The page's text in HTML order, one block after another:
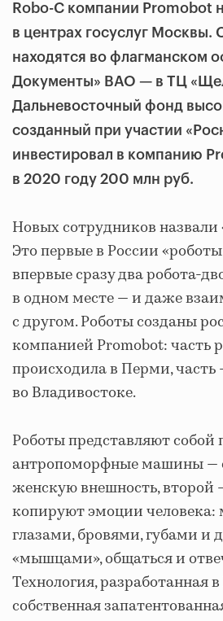
Robo-C компании Promobot
в центрах госуслуг Москвы.
находятся во флагманском
Документы» ВАО — в ТЦ
Дальневосточный фонд
созданный при участии
инвестировал в компанию
в 2020 году 200 млн руб.
Новых сотрудников назвали
Это первые в России
впервые сразу два робота-
в одном месте — и даже
с другом. Роботы созданы
компанией Promobot: часть
происходила в Перми, часть
во Владивостоке.
Роботы представляют собой
антропоморфные машины —
женскую внешность,
копируют эмоции человека:
глазами, бровями, губами и
«мышцами», общаться и
Технология, разработанная
собственная